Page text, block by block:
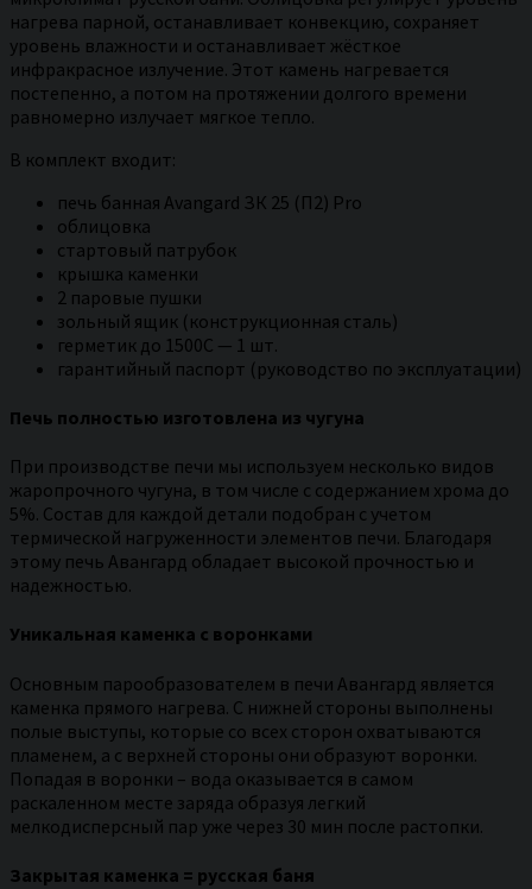
нагрева парной, останавливает конвекцию, сохраняет
уровень влажности и останавливает жёсткое
инфракрасное излучение. Этот камень нагревается
постепенно, а потом на протяжении долгого времени
равномерно излучает мягкое тепло.
В комплект входит:
печь банная Avangard ЗК 25 (П2) Pro
облицовка
стартовый патрубок
крышка каменки
2 паровые пушки
зольный ящик (конструкционная сталь)
герметик до 1500С — 1 шт.
гарантийный паспорт (руководство по эксплуатации)
Печь полностью изготовлена из чугуна
При производстве печи мы используем несколько видов
жаропрочного чугуна, в том числе с содержанием хрома до
5%. Состав для каждой детали подобран с учетом
термической нагруженности элементов печи. Благодаря
этому печь Авангард обладает высокой прочностью и
надежностью.
Уникальная каменка с воронками
Основным парообразователем в печи Авангард является
каменка прямого нагрева. С нижней стороны выполнены
полые выступы, которые со всех сторон охватываются
пламенем, а с верхней стороны они образуют воронки.
Попадая в воронки – вода оказывается в самом
раскаленном месте заряда образуя легкий
мелкодисперсный пар уже через 30 мин после растопки.
Закрытая каменка = русская баня